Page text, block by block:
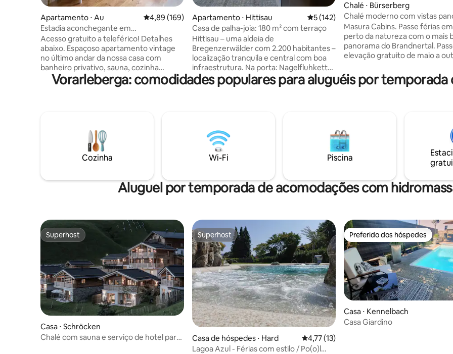
Apartamento ⋅ Au 4,89 de uma avaliação média de 5, 169 avaliações
4,89 (169)
Estadia aconchegante em
Bregenzerwald com sauna privativa
Acesso gratuito a teleférico! Detalhes
abaixo. Espaçoso apartamento vintage
no último andar da nossa casa com
banheiro privativo, sauna, cozinha
compartilhada, móveis antigos e o
charme do passado. A tradicional casa de
Áustria - Bregenzerwald - você
desfrutará da culinária local em
restaurantes próximos e explorará trilhas
para caminhadas, aventuras de bicicleta,
Apartamento ⋅ Hittisau 5 de uma avaliação média de 5, 142
5 (142)
Casa de palha-joia: 180 m² com terraço
Hittisau – uma aldeia de
Bregenzerwälder com 2.200 habitantes –
localização tranquila e central com boa
infraestrutura. Na porta: Nagelfluhkette
e Hittisberg – ideal para caminhadas com
toda a família e excursões em
(30 min), Hochhäderich e Balderschwang
(10 min). Localizada diretamente na trilha
de esqui cross-country, a casa de palha
construída de forma sustentável convida
Chalé ⋅ Bürserberg
Chalé moderno com vistas
incríveis
Masura Cabins. Passe férias
perto da natureza com o mais
panorama do Brandnertal. Passe de
elevação gratuito de maio a
construídos por artesãos
oferecem vistas únicas para o
grandes aventuras. Localização
para esquiar, andar de
caminhar e relaxar. Perto do
esqui e caminhadas
Brandnertal Bikepark.
Vorarleberga: comodidades populares para aluguéis por
Cozinha Wi-Fi Piscina
Aluguel por temporada de acomodações com
Superhost
Superhost
Casa ⋅ Schröcken
Chalé com sauna e serviço de hotel para
Superhost
Superhost
Casa de hóspedes ⋅ Hard 4,77 de uma avaliação média de 5, 13
4,77 (13)
Lagoa Azul - Férias com estilo / Po(o)l
Preferido dos hóspedes
Preferido dos hóspedes
Casa ⋅ Kennelbach
Casa Giardino